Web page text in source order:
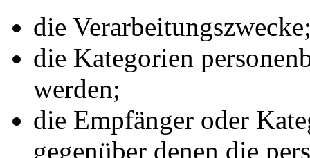
die
die Kategorien
werden;
die Empfänger oder
gegenüber denen die